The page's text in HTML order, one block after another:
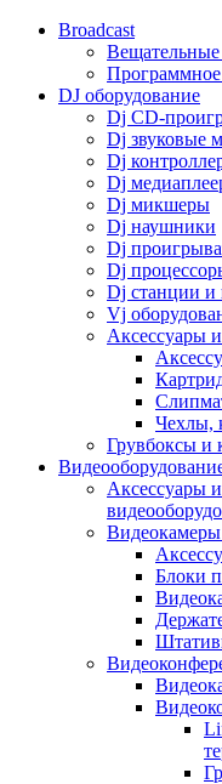
Broadcast
Программное
DJ оборудование
Dj CD-
Dj звуковые
Dj
Dj
Dj микшеры
Dj наушники
Dj
Dj
Dj станции и
Vj
Аксессуары
Чехлы,
Грувбоксы и
Аксессуары
Видеокамеры
Блоки